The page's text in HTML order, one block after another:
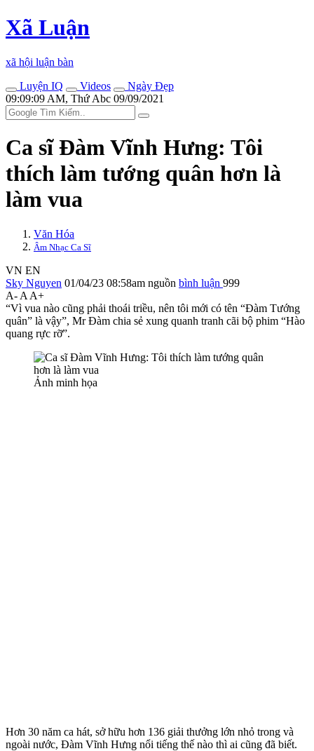
Xã Luận
xã hội luận bàn
Luyện IQ
Videos
Ngày Đẹp
09:09:09 AM, Thứ Abc 09/09/2021
Ca sĩ Đàm Vĩnh Hưng: Tôi
thích làm tướng quân hơn là
làm vua
Văn Hóa
Âm Nhạc Ca Sĩ
VN EN
Sky Nguyen 01/04/23 08:58am nguồn bình luận 999
A- A A+
“Vì vua nào cũng phải thoái triều, nên tôi mới có tên “Đàm Tướng
quân” là vậy”, Mr Đàm chia sẻ xung quanh tranh cãi bộ phim “Hào
quang rực rỡ”.
Ảnh minh họa
Hơn 30 năm ca hát, sở hữu hơn 136 giải thưởng lớn nhỏ trong và
ngoài nước, Đàm Vĩnh Hưng nổi tiếng thế nào thì ai cũng đã biết.